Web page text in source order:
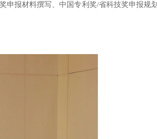
申报材料撰写、中国专利奖/省科技奖申报规划